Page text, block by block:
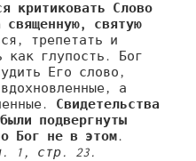
критиковать Слово
священную, святую
трепетать и
как глупость. Бог
Его слово,
а
были подвергнуты
Бог не в этом
1, стр. 23.